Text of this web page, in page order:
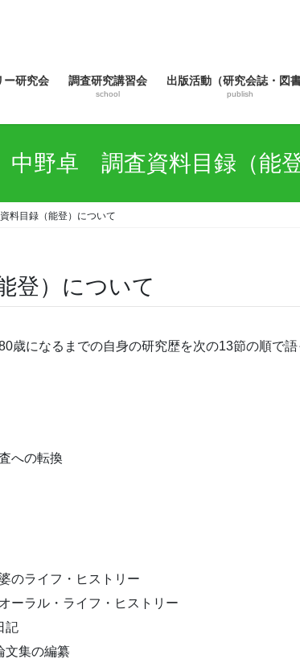
ー研究会 調査研究講習会
school
出版活動（研究会誌・図書
publish
中野卓 調査資料目録（能
料目録（能登）について
登）について
歳になるまでの自身の研究歴を次の13節の順で語
への転換
のライフ・ヒストリー
ーラル・ライフ・ヒストリー
記
文集の編纂